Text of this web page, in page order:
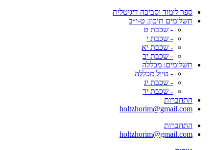
ספר לימוד וסביבה דיגיטלית
תשלומים תיכון: ט-י״ב
- שכבת ט
- שכבת י
- שכבת יא
- שכבת יב
תשלומים: מכללה
- טיול מכללה
- שכבת יג
- שכבת יד
התחברות
holtzhorim@gmail.com
התחברות
holtzhorim@gmail.com